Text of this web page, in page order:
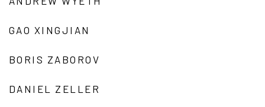
GAO XINGJIAN
BORIS ZABOROV
DANIEL ZELLER